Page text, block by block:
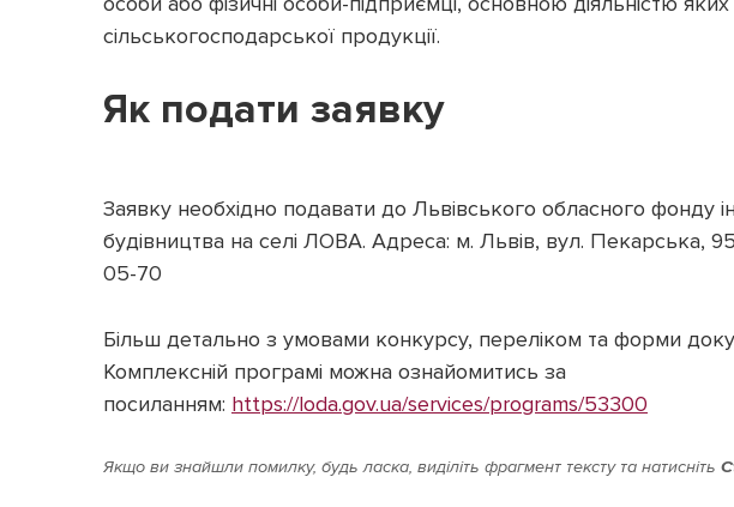
сільськогосподарської продукції.
Як подати заявку
Заявку необхідно подавати до Львівського обласного фонду
будівництва на селі ЛОВА. Адреса: м. Львів, вул. Пекарська,
05-70
Більш детально з умовами конкурсу, переліком та форми
Комплексній програмі можна ознайомитись за
посиланням: https://loda.gov.ua/services/programs/53300
Якщо ви знайшли помилку, будь ласка, виділіть фрагмент тексту та натисніть